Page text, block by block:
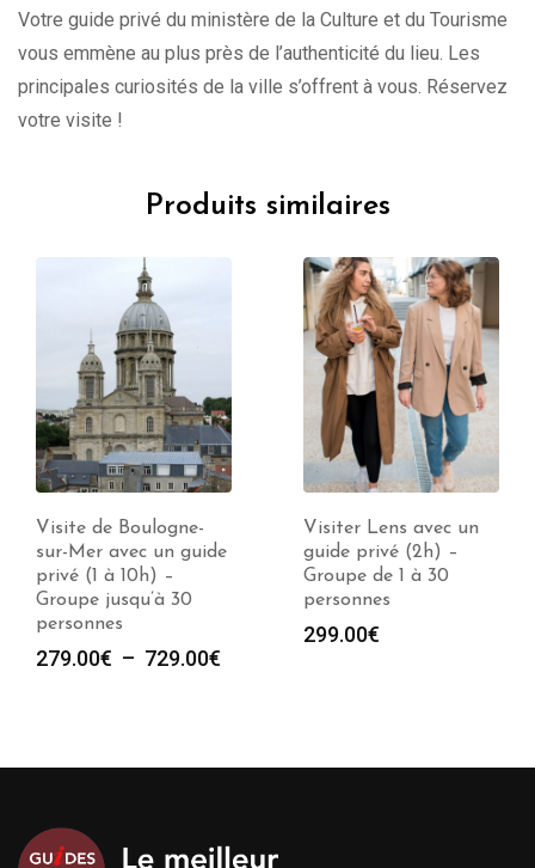
Votre guide privé du ministère de la Culture et du Tourisme
vous emmène au plus près de l’authenticité du lieu. Les
principales curiosités de la ville s’offrent à vous. Réservez
votre visite !
Produits similaires
Visiter Lens avec un
guide privé (2h) –
Groupe de 1 à 30
personnes
299.00€
Visiter Abbeville avec
un guide privé (2h) –
Groupe de 1 à 30
personnes
299.00€